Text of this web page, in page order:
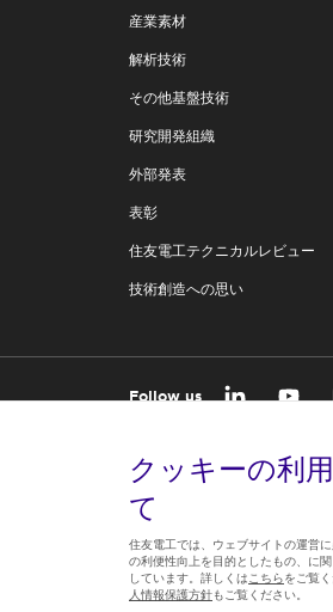
産業素材
解析技術
その他基盤技術
研究開発組織
外部発表
表彰
住友電工テクニカルレビュー
技術創造への思い
Follow us
クッキーの利
て
住友電工では、ウェブサイトの運営
の利便性向上を目的としたもの、に
しています。詳しくは こちらをご覧
人情報保護方針もご覧ください。